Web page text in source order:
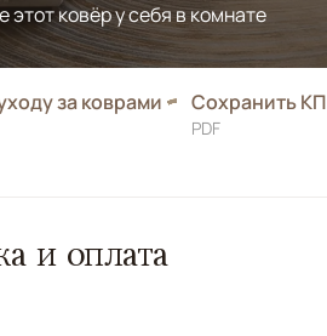
этот ковёр у себя в комнате
за коврами Сохранить КП
PDF
и оплата